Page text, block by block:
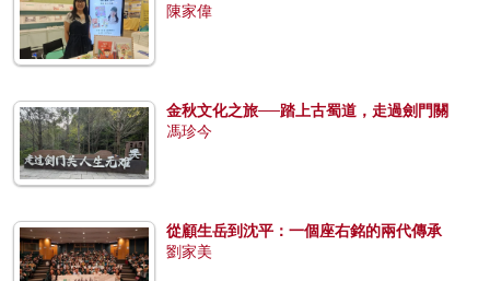
陳家偉
金秋文化之旅──踏上古蜀道，走過劍門關
馮珍今
從顧生岳到沈平：一個座右銘的兩代傳承
劉家美